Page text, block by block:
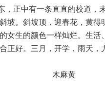
正中有一条直直的校道，
坡。斜坡顶，迎春花，黄得
女生的颜色一样灿烂。生活
正好。三月，开学，雨天，
木麻黄